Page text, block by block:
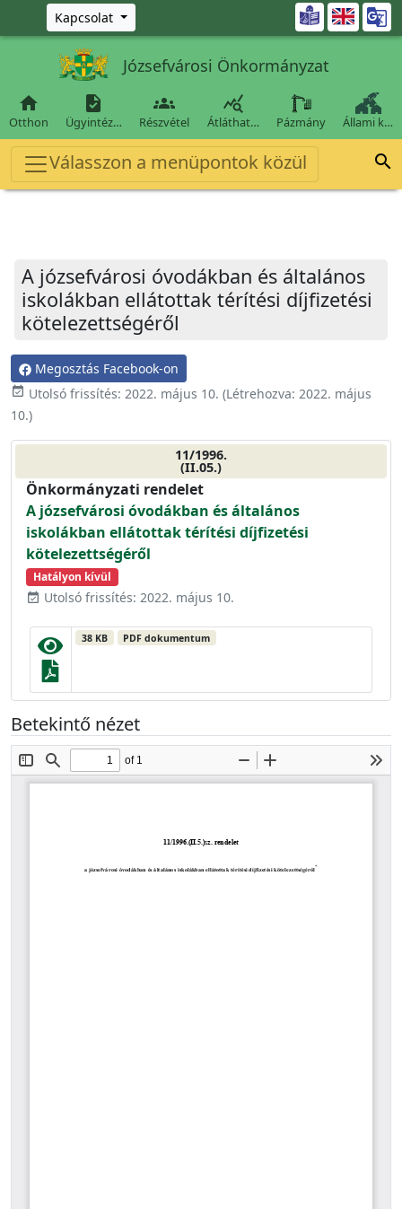
Ugrás a fő tartalomra
Kapcsolat 
Józsefvárosi Önkormányzat

Otthon

Ügyintéz…

Részvétel

Átláthat… Pázmány Állami k…
Válasszon a menüpontok közül 
A józsefvárosi óvodákban és általános
iskolákban ellátottak térítési díjfizetési
kötelezettségéről
Megosztás Facebook-on
event_available Utolsó frissítés: 2022. május 10. (Létrehozva: 2022. május
10.)
11/1996.
(II.05.)
Önkormányzati rendelet
A józsefvárosi óvodákban és általános
iskolákban ellátottak térítési díjfizetési
kötelezettségéről
Hatályon kívül
event_available Utolsó frissítés: 2022. május 10.
38 KB PDF dokumentum
Betekintő nézet